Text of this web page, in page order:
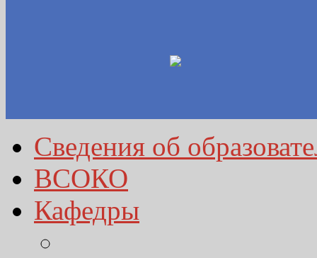
Сведения об
ВСОКО
Кафедры